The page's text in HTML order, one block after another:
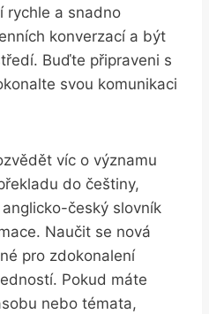
rychle a ⁣snadno
konverzací a být
Buďte připraveni s
svou komunikaci⁣
⁢víc o významu⁢
do ⁤češtiny,
český slovník
Naučit se ⁢nová
pro zdokonalení⁢
Pokud máte
nebo témata,